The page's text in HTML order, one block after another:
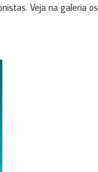
Veja na galeria os